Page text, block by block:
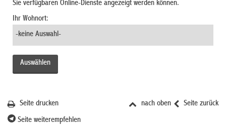
Sie verfügbaren Online-Dienste angezeigt werden können.
Ihr Wohnort:
Seite zurück
nach oben
Seite drucken
Seite weiterempfehlen